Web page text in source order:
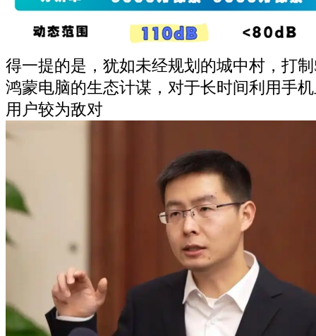
得一提的是，犹如未经规划的城中村，打
鸿蒙电脑的生态计谋，对于长时间利用手
用户较为敌对